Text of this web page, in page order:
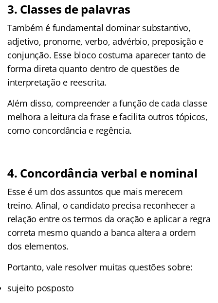
3. Classes de palavras
Também é fundamental dominar substantivo,
adjetivo, pronome, verbo, advérbio, preposição e
conjunção. Esse bloco costuma aparecer tanto de
forma direta quanto dentro de questões de
interpretação e reescrita.
Além disso, compreender a função de cada classe
melhora a leitura da frase e facilita outros tópicos,
como concordância e regência.
4. Concordância verbal e nominal
Esse é um dos assuntos que mais merecem
treino. Afinal, o candidato precisa reconhecer a
relação entre os termos da oração e aplicar a regra
correta mesmo quando a banca altera a ordem
dos elementos.
Portanto, vale resolver muitas questões sobre:
sujeito posposto